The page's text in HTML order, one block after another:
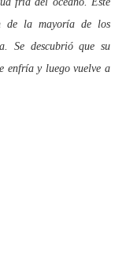
de la mayoría de los
Se descubrió que su
enfría y luego vuelve a